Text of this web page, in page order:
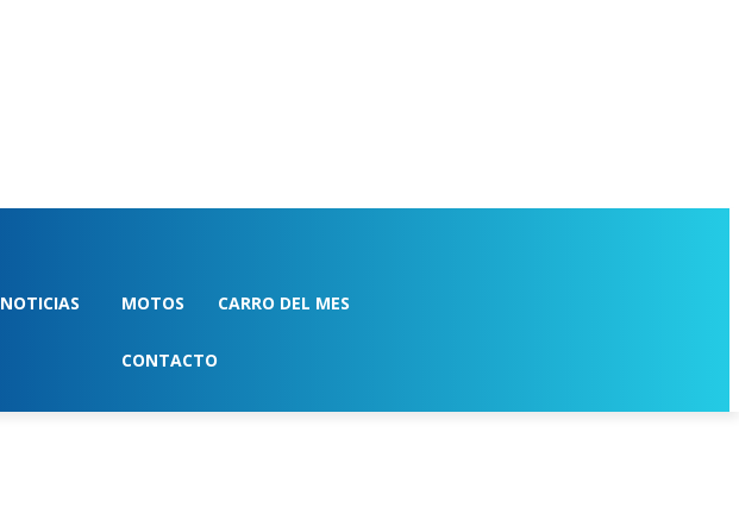
NOTICIAS MOTOS CARRO DEL MES
CONTACTO